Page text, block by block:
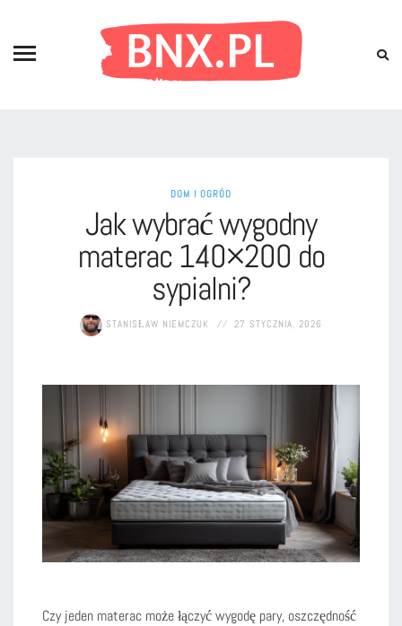
DOM I OGRÓD
Jak wybrać wygodny
materac 140×200 do
sypialni?
STANISŁAW NIEMCZUK 27 STYCZNIA, 2026
Czy jeden materac może łączyć wygodę pary, oszczędność